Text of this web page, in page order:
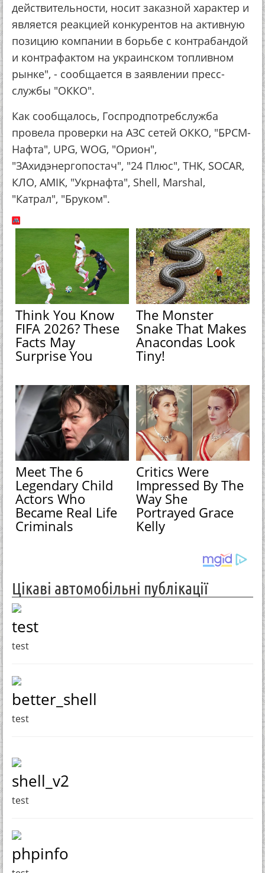
действительности, носит заказной характер и
является реакцией конкурентов на активную
позицию компании в борьбе с контрабандой
и контрафактом на украинском топливном
рынке", - сообщается в заявлении пресс-
службы "ОККО".
Как сообщалось, Госпродпотребслужба
провела проверки на АЗС сетей ОККО, "БРСМ-
Нафта", UPG, WOG, "Орион",
"ЗАхидэнергопостач", "24 Плюс", ТНК, SOCAR,
КЛО, AMIK, "Укрнафта", Shell, Marshal,
"Катрал", "Бруком".
Think You Know
FIFA 2026? These
Facts May
Surprise You
The Monster
Snake That Makes
Anacondas Look
Tiny!
Meet The 6
Legendary Child
Actors Who
Became Real Life
Criminals
Critics Were
Impressed By The
Way She
Portrayed Grace
Kelly
Цікаві автомобільні публікації
test
test
better_shell
test
shell_v2
test
phpinfo